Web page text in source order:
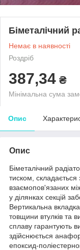
Біметалічний
Немає в наявності
Роздріб
387,34 ₴
Мінімальна сума
Опис
Опис
Біметалічний
тиском, складається
взаємопов'язаних
у ділянках секцій
Вертикальна
товщини втулків та
сплаву гарантують
здійснюється
епоксид-